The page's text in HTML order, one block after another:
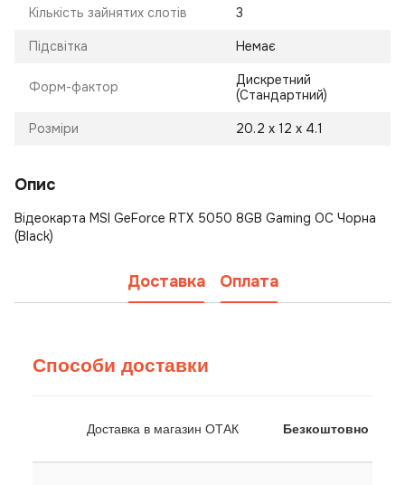
Кількість зайнятих слотів 3
Підсвітка Немає
Форм-фактор
Дискретний
(Стандартний)
Розміри 20.2 х 12 х 4.1
Опис
Відеокарта MSI GeForce RTX 5050 8GB Gaming OC Чорна
(Black)
Доставка Оплата
Способи доставки
Доставка в магазин ОТАК Безкоштовно